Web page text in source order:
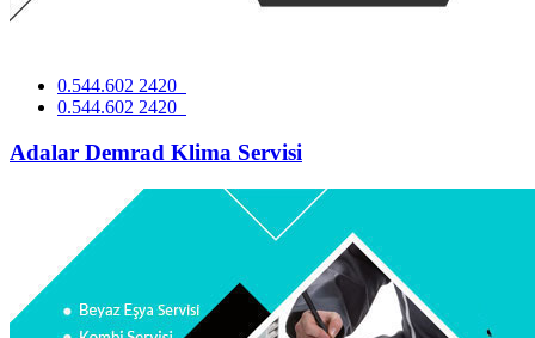
0.544.602 2420
0.544.602 2420
Adalar Demrad Klima Servisi